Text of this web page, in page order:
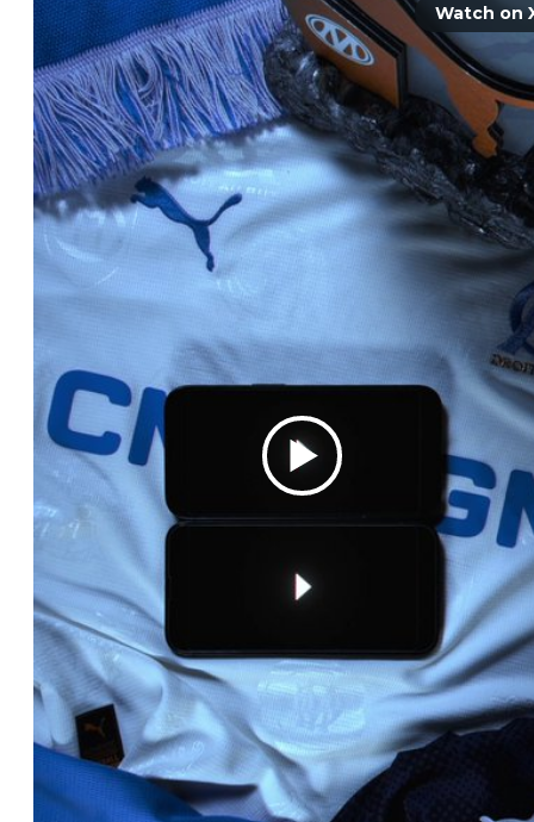
Watch on